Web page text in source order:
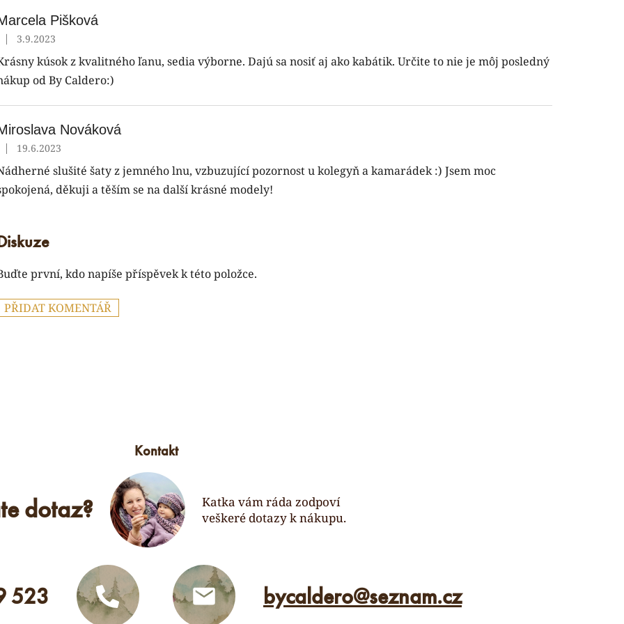
Pišková
produktu je 5 z 5 hvězdiček.
| 3.9.2023
kúsok z kvalitného ľanu, sedia výborne. Dajú sa nosiť aj ako kabátik. Určite to nie je môj posledný
od By Caldero:)
Nováková
produktu je 5 z 5 hvězdiček.
| 19.6.2023
slušité šaty z jemného lnu, vzbuzující pozornost u kolegyň a kamarádek :) Jsem moc
děkuji a těším se na další krásné modely!
první, kdo napíše příspěvek k této položce.
PŘIDAT KOMENTÁŘ
Kontakt
dotaz?
Katka vám ráda zodpoví
veškeré dotazy k nákupu.
bycaldero@seznam.cz
523